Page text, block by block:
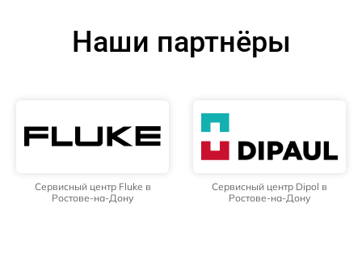
Наши партнёры
Сервисный центр Fluke в
Ростове-на-Дону
Сервисный центр Dipol в
Ростове-на-Дону